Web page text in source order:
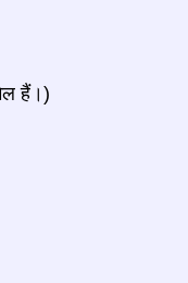
हैं।)